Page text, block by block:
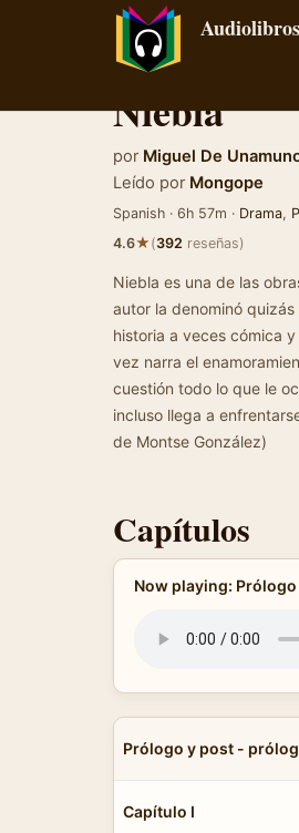
Niebla
por Miguel De
Leído por Mongope
Spanish · 6h 57m · Drama,
4.6★(392 reseñas)
Niebla es una de las
autor la denominó
historia a veces cómica
vez narra el
cuestión todo lo que le
incluso llega a
de Montse González)
Capítulos
Now playing:
Prólogo y post -
Capítulo I